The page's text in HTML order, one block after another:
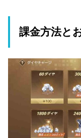
課金方法と